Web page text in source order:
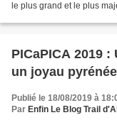
le plus grand et le plus
PICaPICA 2019
un joyau
Publié le 18/08/2019 à
Par Enfin Le Blog Trail